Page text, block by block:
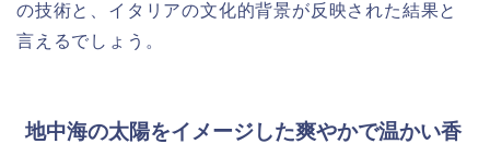
の技術と、イタリアの文化的背景が反映された結果と
言えるでしょう。
地中海の太陽をイメージした爽やかで温かい香